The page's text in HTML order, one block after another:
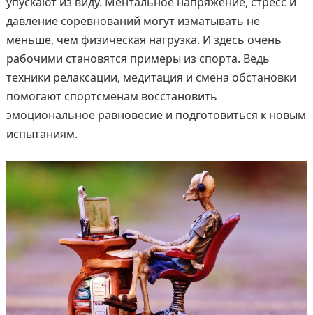
давление соревнований могут изматывать не
меньше, чем физическая нагрузка. И здесь очень
рабочими становятся примеры из спорта. Ведь
техники релаксации, медитация и смена обстановки
помогают спортсменам восстановить
эмоциональное равновесие и подготовиться к новым
испытаниям.